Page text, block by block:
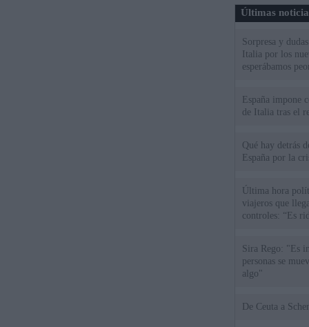
Últimas
Sorpresa y
Italia por los
esperábamos
España impone
de Italia tras el
Qué hay detrás
España por la
Última hora
viajeros que
controles: “Es
Sira Rego: "Es
personas se
algo"
De